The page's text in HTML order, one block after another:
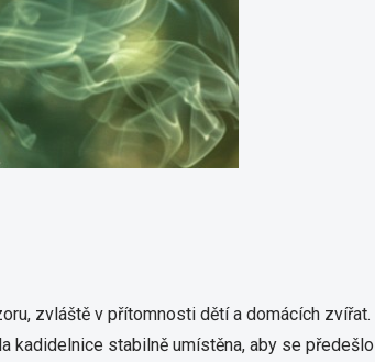
zvláště v přítomnosti dětí a domácích zvířat.
kadidelnice stabilně umístěna, aby se předešlo